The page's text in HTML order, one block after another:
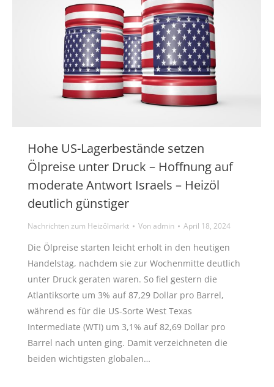
Hohe US-Lagerbestände setzen
Ölpreise unter Druck – Hoffnung auf
moderate Antwort Israels – Heizöl
deutlich günstiger
Nachrichten zum Heizölmarkt Vonadmin April 18, 2024
Die Ölpreise starten leicht erholt in den heutigen
Handelstag, nachdem sie zur Wochenmitte deutlich
unter Druck geraten waren. So fiel gestern die
Atlantiksorte um 3% auf 87,29 Dollar pro Barrel,
während es für die US-Sorte West Texas
Intermediate (WTI) um 3,1% auf 82,69 Dollar pro
Barrel nach unten ging. Damit verzeichneten die
beiden wichtigsten globalen…